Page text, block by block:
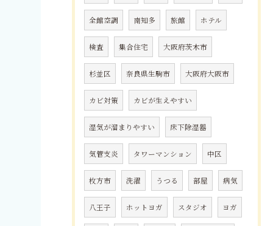
全館空調 南知多 旅館 ホテル
検査 集合住宅 大阪府茨木市
杉並区 奈良県生駒市 大阪府大阪市
カビ対策 カビが生えやすい
湿気が溜まりやすい 床下除湿器
気管支炎 タワーマンション 中区
枚方市 洗濯 うつる 部屋 病気
八王子 ホットヨガ スタジオ ヨガ